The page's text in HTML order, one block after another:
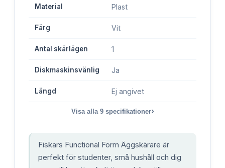
Material Plast
Färg Vit
Antal skärlägen 1
Diskmaskinsvänlig Ja
Längd Ej angivet
Visa alla 9specifikationer›
Fiskars Functional Form Äggskärare är
perfekt för studenter, små hushåll och dig